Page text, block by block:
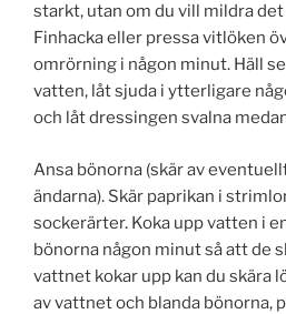
starkt, utan om du vill mildra
Finhacka eller pressa vitlöken
omrörning i någon minut. Häll
vatten, låt sjuda i ytterligare
och låt dressingen svalna
Ansa bönorna (skär av
ändarna). Skär paprikan i
sockerärter. Koka upp vatten i
bönorna någon minut så att de
vattnet kokar upp kan du skära
av vattnet och blanda bönorna,